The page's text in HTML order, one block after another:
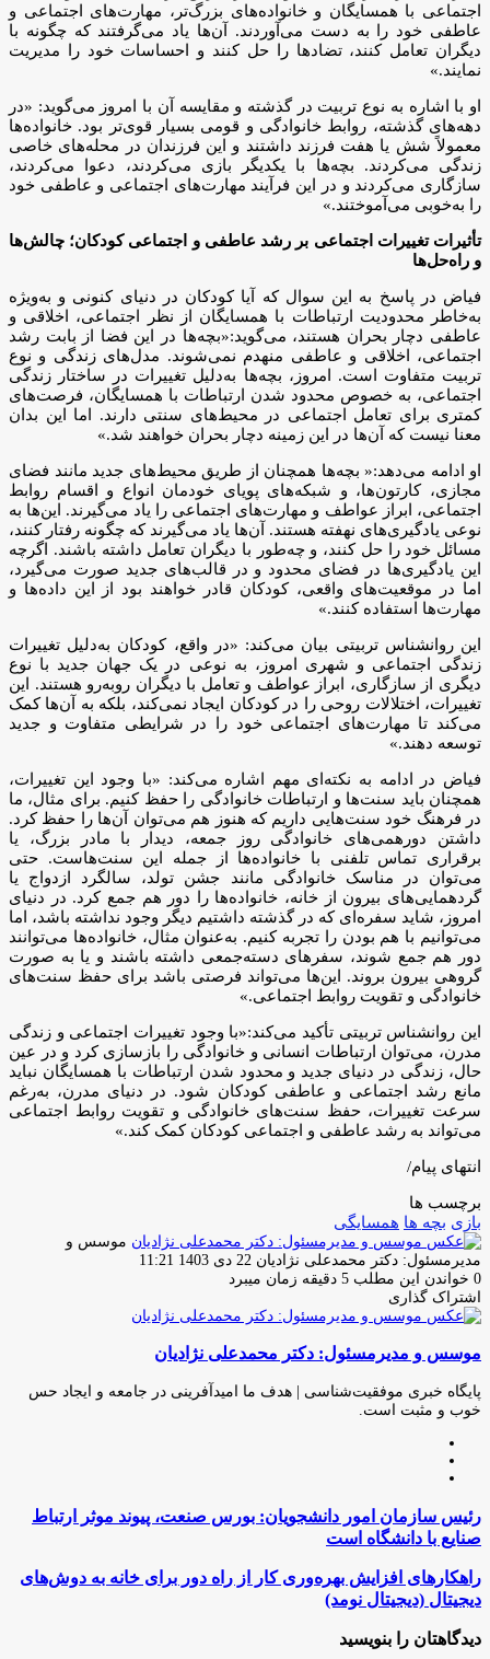
اجتماعی با همسایگان و خانواده‌های بزرگ‌تر، مهارت‌های اجتماعی و
عاطفی خود را به دست می‌آوردند. آن‌ها یاد می‌گرفتند که چگونه با
دیگران تعامل کنند، تضادها را حل کنند و احساسات خود را مدیریت
نمایند.»
او با اشاره به نوع تربیت در گذشته و مقایسه آن با امروز می‌گوید: «در
دهه‌های گذشته، روابط خانوادگی و قومی بسیار قوی‌تر بود. خانواده‌ها
معمولاً شش یا هفت فرزند داشتند و این فرزندان در محله‌های خاصی
زندگی می‌کردند. بچه‌ها با یکدیگر بازی می‌کردند، دعوا می‌کردند،
سازگاری می‌کردند و در این فرآیند مهارت‌های اجتماعی و عاطفی خود
را به‌خوبی می‌آموختند.»
تأثیرات تغییرات اجتماعی بر رشد عاطفی و اجتماعی کودکان؛ چالش‌ها
و راه‌حل‌ها
فیاض در پاسخ به این سوال که آیا کودکان در دنیای کنونی و به‌ویژه
به‌خاطر محدودیت ارتباطات با همسایگان از نظر اجتماعی، اخلاقی و
عاطفی دچار بحران هستند، می‌گوید:«بچه‌ها در این فضا از بابت رشد
اجتماعی، اخلاقی و عاطفی منهدم نمی‌شوند. مدل‌های زندگی و نوع
تربیت متفاوت است. امروز، بچه‌ها به‌دلیل تغییرات در ساختار زندگی
اجتماعی، به خصوص محدود شدن ارتباطات با همسایگان، فرصت‌های
کمتری برای تعامل اجتماعی در محیط‌های سنتی دارند. اما این بدان
معنا نیست که آن‌ها در این زمینه دچار بحران خواهند شد.»
او ادامه می‌دهد:« بچه‌ها همچنان از طریق محیط‌های جدید مانند فضای
مجازی، کارتون‌ها، و شبکه‌های پویای خودمان انواع و اقسام روابط
اجتماعی، ابراز عواطف و مهارت‌های اجتماعی را یاد می‌گیرند. این‌ها به
نوعی یادگیری‌های نهفته هستند. آن‌ها یاد می‌گیرند که چگونه رفتار کنند،
مسائل خود را حل کنند، و چه‌طور با دیگران تعامل داشته باشند. اگرچه
این یادگیری‌ها در فضای محدود و در قالب‌های جدید صورت می‌گیرد،
اما در موقعیت‌های واقعی، کودکان قادر خواهند بود از این داده‌ها و
مهارت‌ها استفاده کنند.»
این روانشناس تربیتی بیان می‌کند: «در واقع، کودکان به‌دلیل تغییرات
زندگی اجتماعی و شهری امروز، به نوعی در یک جهان جدید با نوع
دیگری از سازگاری، ابراز عواطف و تعامل با دیگران روبه‌رو هستند. این
تغییرات، اختلالات روحی را در کودکان ایجاد نمی‌کند، بلکه به آن‌ها کمک
می‌کند تا مهارت‌های اجتماعی خود را در شرایطی متفاوت و جدید
توسعه دهند.»
فیاض در ادامه به نکته‌ای مهم اشاره می‌کند: «با وجود این تغییرات،
همچنان باید سنت‌ها و ارتباطات خانوادگی را حفظ کنیم. برای مثال، ما
در فرهنگ خود سنت‌هایی داریم که هنوز هم می‌توان آن‌ها را حفظ کرد.
داشتن دورهمی‌های خانوادگی روز جمعه، دیدار با مادر بزرگ، یا
برقراری تماس تلفنی با خانواده‌ها از جمله این سنت‌هاست. حتی
می‌توان در مناسک خانوادگی مانند جشن تولد، سالگرد ازدواج یا
گردهمایی‌های بیرون از خانه، خانواده‌ها را دور هم جمع کرد. در دنیای
امروز، شاید سفره‌ای که در گذشته داشتیم دیگر وجود نداشته باشد، اما
می‌توانیم با هم بودن را تجربه کنیم. به‌عنوان مثال، خانواده‌ها می‌توانند
دور هم جمع شوند، سفرهای دسته‌جمعی داشته باشند و یا به صورت
گروهی بیرون بروند. این‌ها می‌تواند فرصتی باشد برای حفظ سنت‌های
خانوادگی و تقویت روابط اجتماعی.»
این روانشناس تربیتی تأکید می‌کند:«با وجود تغییرات اجتماعی و زندگی
مدرن، می‌توان ارتباطات انسانی و خانوادگی را بازسازی کرد و در عین
حال، زندگی در دنیای جدید و محدود شدن ارتباطات با همسایگان نباید
مانع رشد اجتماعی و عاطفی کودکان شود. در دنیای مدرن، به‌رغم
سرعت تغییرات، حفظ سنت‌های خانوادگی و تقویت روابط اجتماعی
می‌تواند به رشد عاطفی و اجتماعی کودکان کمک کند.»
انتهای پیام/
برچسب ها
بازی بچه ها همسایگی
موسس و
مدیرمسئول: دکتر محمدعلی نژادیان ارسال
ایمیل
22 دی 1403 11:21
0 خواندن این مطلب 5 دقیقه زمان میبرد
اشتراک گذاری
فیس
توئیتر
لینکدین
واتس
تلگرام
اشتراک
از
ایمیل
چاپ
موسس و مدیرمسئول: دکتر محمدعلی نژادیان
پایگاه خبری موفقیت‌شناسی | هدف ما امیدآفرینی در جامعه و ایجاد حس
خوب و مثبت است.
رئیس
سازمان
امور
دانشجویان:
بورس
صنعت،
پیوند
موثر
رئیس سازمان امور دانشجویان: بورس صنعت، پیوند موثر ارتباط
صنایع با دانشگاه است
راهکارهای
افزایش
بهره‌وری
از
راهکارهای افزایش بهره‌وری کار از راه دور برای خانه‌ به دوش‌های
دیجیتال (دیجیتال نومد)
دیدگاهتان را بنویسید